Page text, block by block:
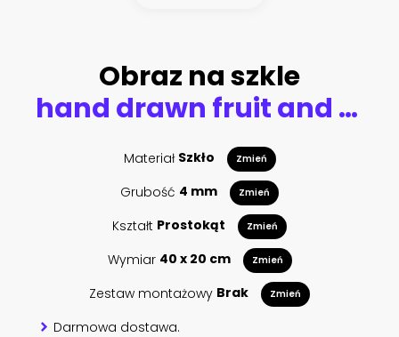
Obraz na szkle
hand drawn fruit and vegetables
Materiał Szkło Zmień
Grubość 4 mm Zmień
Kształt Prostokąt Zmień
Wymiar 40 x 20 cm Zmień
Zestaw montażowy Brak Zmień
Darmowa dostawa.